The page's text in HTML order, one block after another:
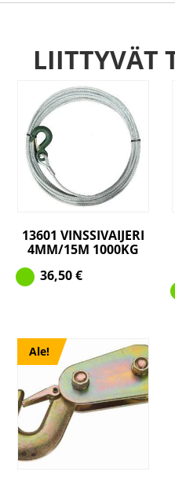
LIITTYVÄT
13601 VINSSIVAIJERI
4MM/15M 1000KG
36,50€
Ale!